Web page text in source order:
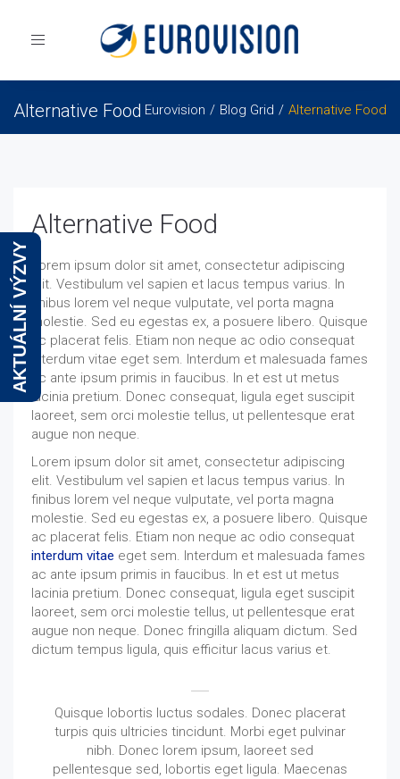
Toggle
Alternative Food Eurovision Blog Grid Alternative Food
Alternative Food
Lorem ipsum dolor sit amet, consectetur adipiscing
elit. Vestibulum vel sapien et lacus tempus varius. In
finibus lorem vel neque vulputate, vel porta magna
molestie. Sed eu egestas ex, a posuere libero. Quisque
ac placerat felis. Etiam non neque ac odio consequat
interdum vitae eget sem. Interdum et malesuada fames
ac ante ipsum primis in faucibus. In et est ut metus
lacinia pretium. Donec consequat, ligula eget suscipit
laoreet, sem orci molestie tellus, ut pellentesque erat
augue non neque.
Lorem ipsum dolor sit amet, consectetur adipiscing
elit. Vestibulum vel sapien et lacus tempus varius. In
finibus lorem vel neque vulputate, vel porta magna
molestie. Sed eu egestas ex, a posuere libero. Quisque
ac placerat felis. Etiam non neque ac odio consequat
interdum vitae eget sem. Interdum et malesuada fames
ac ante ipsum primis in faucibus. In et est ut metus
lacinia pretium. Donec consequat, ligula eget suscipit
laoreet, sem orci molestie tellus, ut pellentesque erat
augue non neque. Donec fringilla aliquam dictum. Sed
dictum tempus ligula, quis efficitur lacus varius et.
Quisque lobortis luctus sodales. Donec placerat
turpis quis ultricies tincidunt. Morbi eget pulvinar
nibh. Donec lorem ipsum, laoreet sed
pellentesque sed, lobortis eget ligula. Maecenas
AKTUÁLNÍ VÝZVY